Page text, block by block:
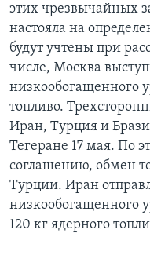
этих чрезвычайных
настояла на
будут учтены при
числе, Москва
низкообогащенного
топливо.
Иран, Турция и
Тегеране 17 мая. По
соглашению, обмен
Турции. Иран
низкообогащенного
120 кг ядерного